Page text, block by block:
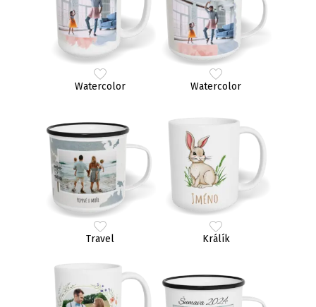
Watercolor Watercolor
Travel Králík